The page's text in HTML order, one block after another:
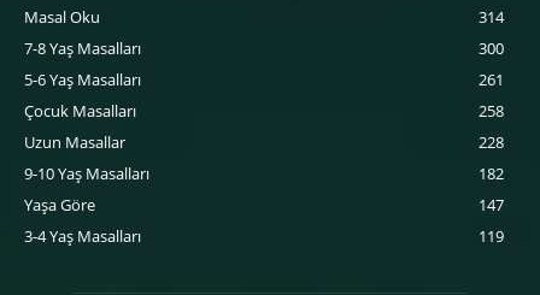
Masal Oku
314
7-8 Yaş Masalları
300
5-6 Yaş Masalları
261
‍Çocuk Masalları
258
Uzun Masallar
228
9-10 Yaş Masalları
182
Yaşa Göre
147
3-4 Yaş Masalları
119